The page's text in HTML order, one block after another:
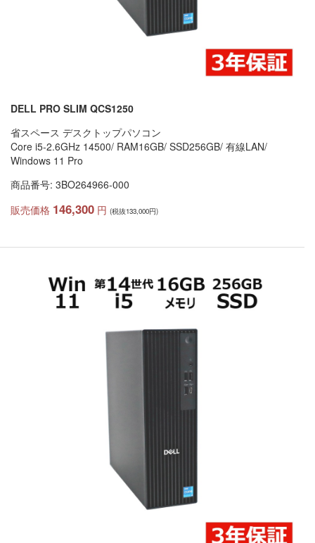
DELL PRO SLIM QCS1250
省スペース デスクトップパソコン
Core i5-2.6GHz 14500/ RAM16GB/ SSD256GB/ 有線LAN/
Windows 11 Pro
商品番号: 3BO264966-000
販売価格 146,300 円 (税抜133,000円)